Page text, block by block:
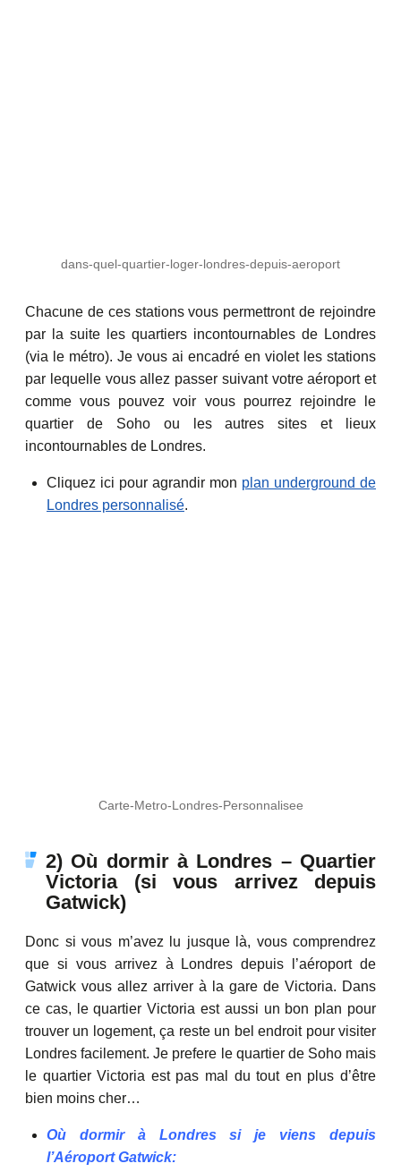
dans-quel-quartier-loger-londres-depuis-aeroport
Chacune de ces stations vous permettront de rejoindre
par la suite les quartiers incontournables de Londres
(via le métro). Je vous ai encadré en violet les stations
par lequelle vous allez passer suivant votre aéroport et
comme vous pouvez voir vous pourrez rejoindre le
quartier de Soho ou les autres sites et lieux
incontournables de Londres.
Cliquez ici pour agrandir mon plan underground de
Londres personnalisé.
Carte-Metro-Londres-Personnalisee
2) Où dormir à Londres – Quartier
Victoria (si vous arrivez depuis
Gatwick)
Donc si vous m’avez lu jusque là, vous comprendrez
que si vous arrivez à Londres depuis l’aéroport de
Gatwick vous allez arriver à la gare de Victoria. Dans
ce cas, le quartier Victoria est aussi un bon plan pour
trouver un logement, ça reste un bel endroit pour visiter
Londres facilement. Je prefere le quartier de Soho mais
le quartier Victoria est pas mal du tout en plus d’être
bien moins cher…
Où dormir à Londres si je viens depuis
l’Aéroport Gatwick: